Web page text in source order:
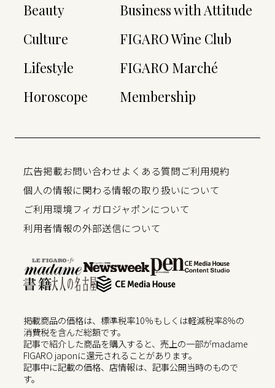
Beauty
Culture
Lifestyle
Horoscope
Business with Attitude
FIGARO Wine Club
FIGARO Marché
Membership
広告掲載お問い合わせよくある質問ご利用規約
個人の情報に関わる情報の取り扱いについて
ご利用環境フィガロジャポンについて
利用者情報の外部送信について
掲載商品の価格は、標準税率10％もしくは軽減税率8％の
消費税を含んだ総額です。
記事で紹介した商品を購入すると、売上の一部がmadame
FIGARO japonに還元されることがあります。
記事中に記載の価格、店情報は、記事公開当時のもので
す。